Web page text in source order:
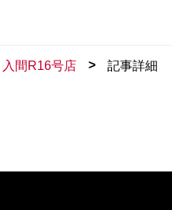
入間R16号店 > 記事詳細